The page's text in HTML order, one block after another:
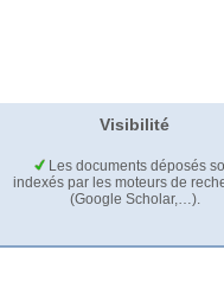
Visibilité
Les documents déposés
indexés par les moteurs de
(Google Scholar,…).